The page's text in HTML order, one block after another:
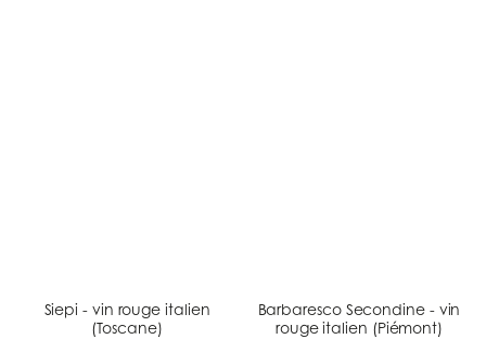
Siepi - vin rouge italien
(Toscane)
Barbaresco Secondine - vin
rouge italien (Piémont)